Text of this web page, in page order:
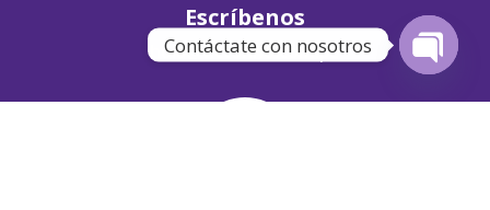
Escríbenos
hola@victorino.com.pe
Contáctate con nosotros
chaty